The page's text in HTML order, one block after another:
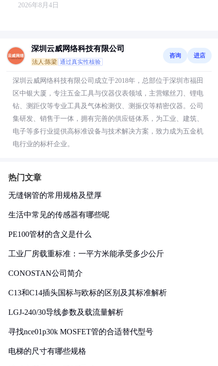
2026年8月4日
深圳云威网络科技有限公司
法人:陈梁 通过真实性核验
咨询 进店
深圳云威网络科技有限公司成立于2018年，总部位于深圳市福田
区中银大厦，专注五金工具与仪器仪表领域，主营螺丝刀、锂电
钻、测距仪等专业工具及气体检测仪、测振仪等精密仪器。公司
集研发、销售于一体，拥有完善的供应链体系，为工业、建筑、
电子等多行业提供高标准设备与技术解决方案，致力成为五金机
电行业的标杆企业。
热门文章
无缝钢管的常用规格及壁厚
生活中常见的传感器有哪些呢
PE100管材的含义是什么
工业厂房载重标准：一平方米能承受多少公斤
CONOSTAN公司简介
C13和C14插头国标与欧标的区别及其标准解析
LGJ-240/30导线参数及载流量解析
寻找nce01p30k MOSFET管的合适替代型号
电梯的尺寸有哪些规格